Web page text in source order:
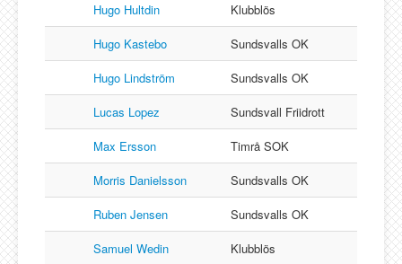
Hugo Hultdin
Klubblös
Hugo Kastebo
Sundsvalls OK
Hugo Lindström
Sundsvalls OK
Lucas Lopez
Sundsvall Friidrott
Max Ersson
Timrå SOK
Morris Danielsson
Sundsvalls OK
Ruben Jensen
Sundsvalls OK
Samuel Wedin
Klubblös